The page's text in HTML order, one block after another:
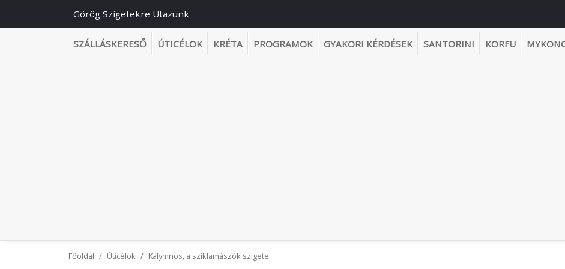
Görög Szigetekre Utazunk
SZÁLLÁSKERESŐ ÚTICÉLOK KRÉTA PROGRAMOK GYAKORI KÉRDÉSEK SANTORINI KORFU
Főoldal Úticélok Kalymnos, a sziklamászók szigete